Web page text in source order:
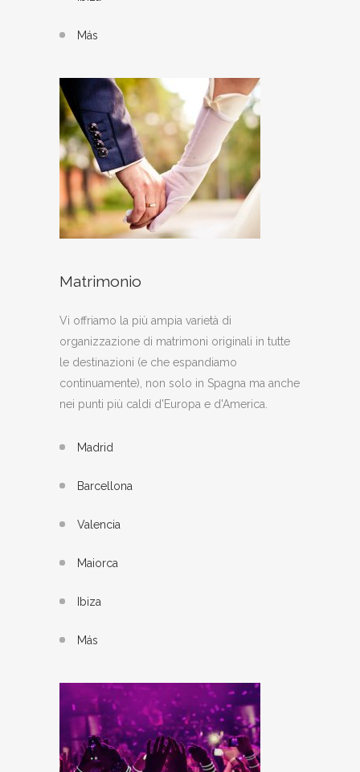
Más
Matrimonio
Vi offriamo la più ampia varietà di
organizzazione di matrimoni originali in tutte
le destinazioni (e che espandiamo
continuamente), non solo in Spagna ma anche
nei punti più caldi d'Europa e d'America.
Madrid
Barcellona
Valencia
Maiorca
Ibiza
Más